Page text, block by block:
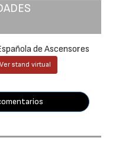
de Ascensores
Ver stand virtual